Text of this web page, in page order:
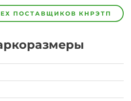
ПОСТАВЩИКОВ КНРЭТП